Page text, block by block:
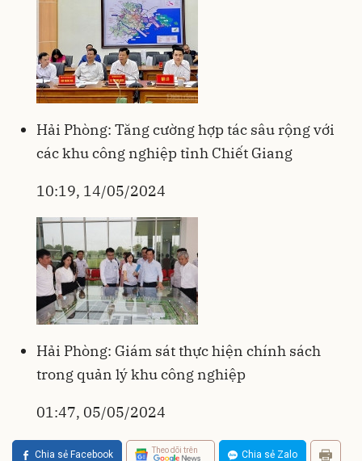
Hải Phòng: Tăng cường hợp tác sâu rộng với
các khu công nghiệp tỉnh Chiết Giang
10:19, 14/05/2024
Hải Phòng: Giám sát thực hiện chính sách
trong quản lý khu công nghiệp
01:47, 05/05/2024
Chia sẻ Facebook Theo dõi trên Chia sẻ Zalo